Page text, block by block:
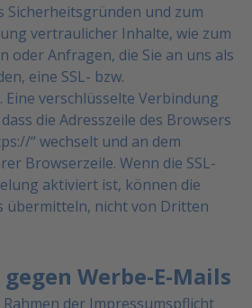
Sicherheitsgründen und zum
vertraulicher Inhalte, wie zum
oder Anfragen, die Sie an uns als
eine SSL- bzw.
Eine verschlüsselte Verbindung
die Adresszeile des Browsers
“ wechselt und an dem
Browserzeile. Wenn die SSL-
aktiviert ist, können die
übermitteln, nichtvon Dritten
Werbe-E-Mails
der Impressumspflicht